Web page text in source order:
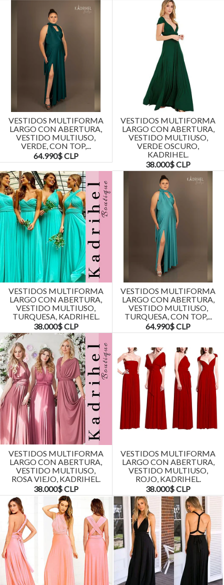
VESTIDOS MULTIFORMA
LARGO CON ABERTURA,
VESTIDO MULTIUSO,
VERDE, CON TOP,...
64.990$ CLP
VESTIDOS MULTIFORMA
LARGO CON ABERTURA,
VESTIDO MULTIUSO,
VERDE OSCURO,
KADRIHEL.
38.000$ CLP
VESTIDOS MULTIFORMA
LARGO CON ABERTURA,
VESTIDO MULTIUSO,
TURQUESA, KADRIHEL.
38.000$ CLP
VESTIDOS MULTIFORMA
LARGO CON ABERTURA,
VESTIDO MULTIUSO,
TURQUESA, CON TOP,...
64.990$ CLP
VESTIDOS MULTIFORMA
LARGO CON ABERTURA,
VESTIDO MULTIUSO,
ROSA VIEJO, KADRIHEL.
38.000$ CLP
VESTIDOS MULTIFORMA
LARGO CON ABERTURA,
VESTIDO MULTIUSO,
ROJO, KADRIHEL.
38.000$ CLP